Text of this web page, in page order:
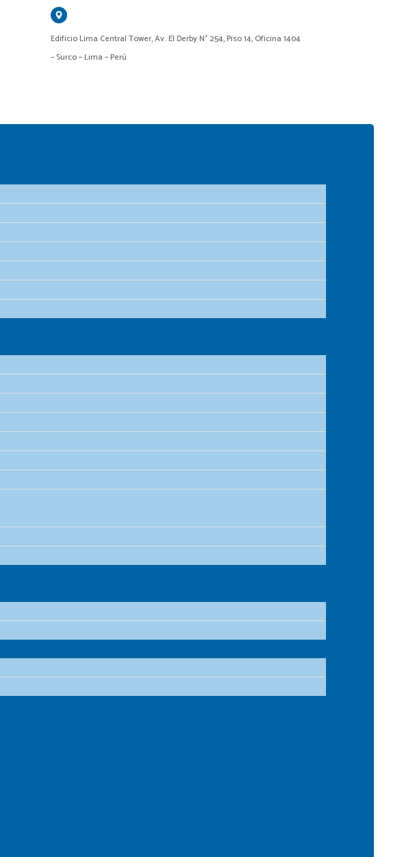
Edificio Lima Central Tower, Av. El Derby N° 254, Piso 14, Oficina 1404
– Surco – Lima – Perú